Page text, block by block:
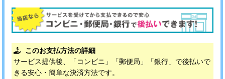
このお支払方法の詳細
サービス提供後、「コンビニ」「郵便局」「銀行」で後払いで
きる安心・簡単な決済方法です。